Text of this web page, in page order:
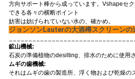
方向サポート棒から成っています。Vshapeセ
できる各々の横断ポイント
妨害は妨げられていない水の、確かめ。
ジョンソンLauterの大酒樽スクリーンの
鉱山機械:
石炭の準備植物のdesilting、排水のために使用さ
ムギの歯機械:
それはムギの歯の製造所、浮く物および乾燥の